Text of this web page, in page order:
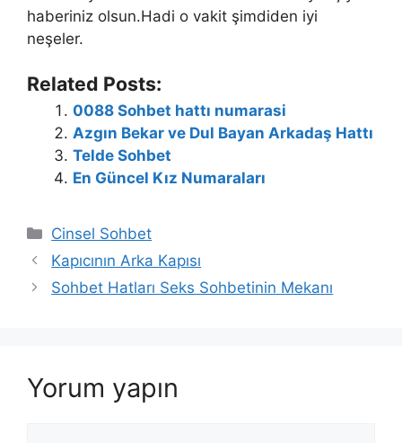
haberiniz olsun.Hadi o vakit şimdiden iyi
neşeler.
Related Posts:
0088 Sohbet hattı numarasi
Azgın Bekar ve Dul Bayan Arkadaş Hattı
Telde Sohbet
En Güncel Kız Numaraları
Kategoriler
Cinsel Sohbet
Kapıcının Arka Kapısı
Sohbet Hatları Seks Sohbetinin Mekanı
Yorum yapın